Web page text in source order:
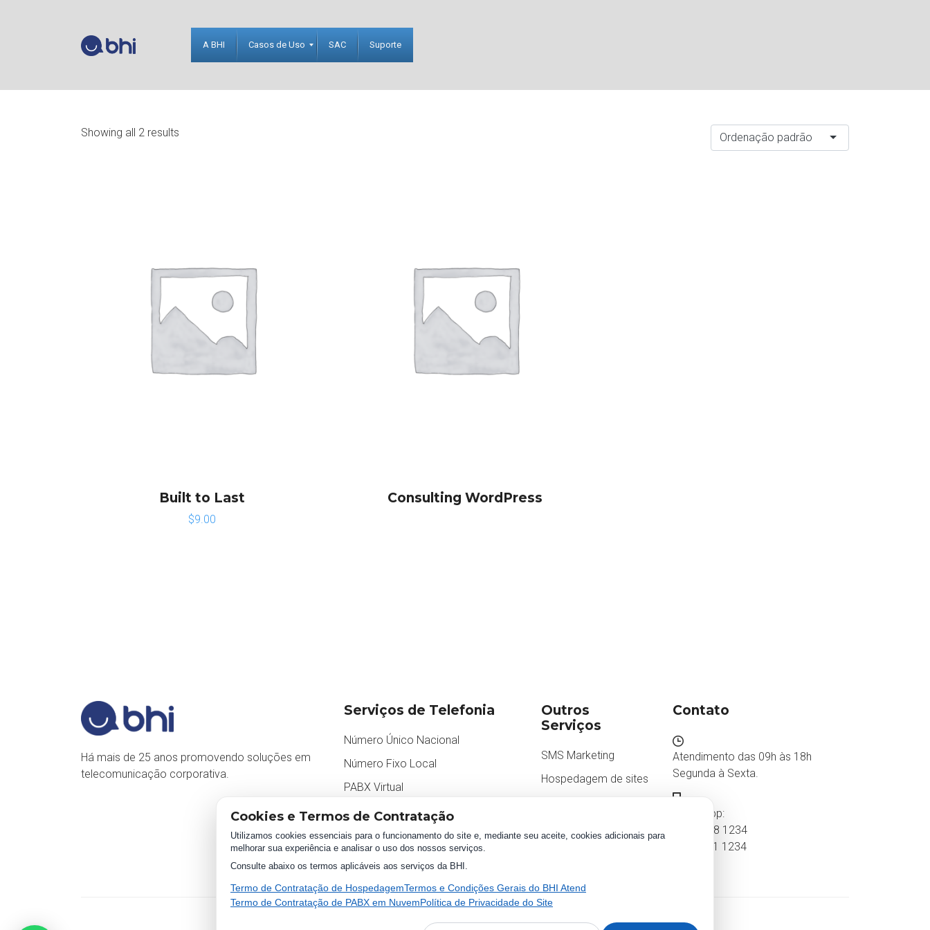
A BHI Casos de Uso SAC Suporte
Showing all 2 results Ordenação padrão
Built to Last
$9.00
Consulting WordPress
Há mais de 25 anos promovendo soluções em
telecomunicação corporativa.
Serviços de Telefonia
Número Único Nacional
Número Fixo Local
PABX Virtual
Outros
Serviços
SMS Marketing
Hospedagem de sites
Contato
Atendimento das 09h às 18h
Segunda à Sexta.
WhatsApp:
(87) 2018 1234
0800 511 1234
Cookies e Termos de Contratação
Utilizamos cookies essenciais para o funcionamento do site e, mediante seu aceite, cookies adicionais para
melhorar sua experiência e analisar o uso dos nossos serviços.
Consulte abaixo os termos aplicáveis aos serviços da BHI.
Termo de Contratação de HospedagemTermos e Condições Gerais do BHI Atend
Termo de Contratação de PABX em NuvemPolítica de Privacidade do Site